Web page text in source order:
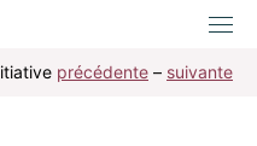
précédente – suivante